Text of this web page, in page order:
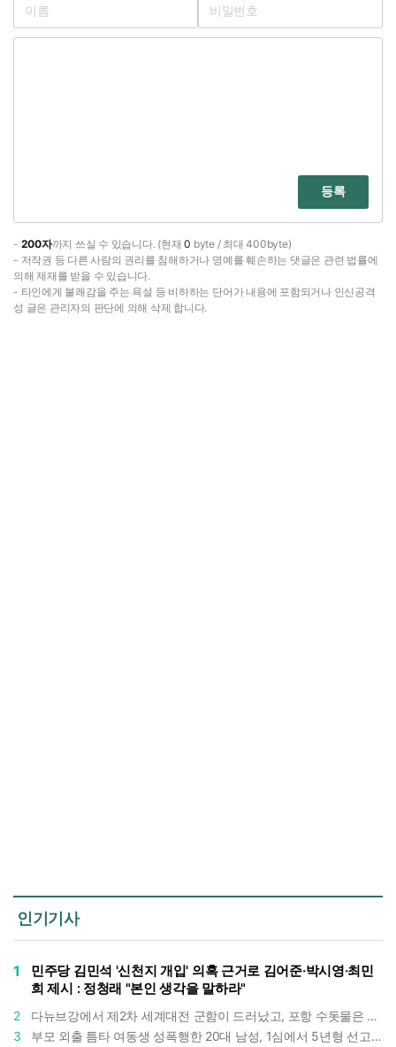
등록
- 200자까지 쓰실 수 있습니다. (현재0 byte / 최대 400byte)
- 저작권 등 다른 사람의 권리를 침해하거나 명예를 훼손하는 댓글은 관련 법률에
의해 제재를 받을 수 있습니다.
- 타인에게 불쾌감을 주는 욕설 등 비하하는 단어가 내용에 포함되거나 인신공격
성 글은 관리자의 판단에 의해 삭제 합니다.
인기기사
1
민주당 김민석 '신천지 개입' 의혹 근거로 김어준·박시영·최민
희 제시 : 정청래 "본인 생각을 말하라"
2
다뉴브강에서 제2차 세계대전 군함이 드러났고, 포항 수돗물은 갑자기 짜졌다 : 폭염·가뭄이 만든 낯선 풍경
3
부모 외출 틈타 여동생 성폭행한 20대 남성, 1심에서 5년형 선고 : 친족 간 '암수범죄'의 심각성